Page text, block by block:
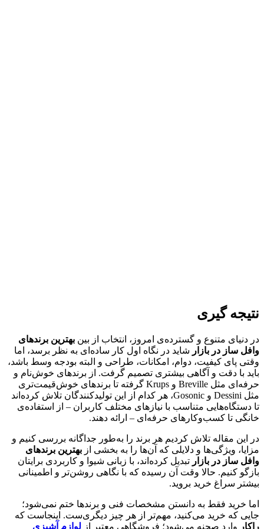
نتیجه گیری
در دنیای متنوع و گسترده‌ی امروز، انتخاب از بین بهترین برندهای
وافل ساز در بازار شاید در نگاه اول کار ساده‌ای به نظر برسد، اما
وقتی پای کیفیت، دوام، امکانات، طراحی و البته بودجه وسط باشد،
باید با دقت و آگاهی بیشتری تصمیم گرفت. از برندهای خوش‌نام و
حرفه‌ای مثل Breville و Krups گرفته تا برندهای خوش‌قیمت‌تری
مثل Dessini و Gosonic، هر کدام از این تولیدکنندگان تلاش کرده‌اند
تا دستگاه‌هایی متناسب با نیازهای مختلف کاربران – از استفاده‌ی
خانگی تا کسب‌وکارهای حرفه‌ای – ارائه دهند.
در این مقاله تلاش کردیم هر برند را به‌طور جداگانه بررسی کنیم و
مزایا، ویژگی‌ها و دلایلی که آن‌ها را به بخشی از بهترین برندهای
وافل ساز در بازار تبدیل کرده‌اند، با زبانی شیوا و کاربردی برایتان
بازگو کنیم. حالا وقت آن رسیده که با نگاهی روشن‌تر و اطمینانی
بیشتر سراغ خرید بروید.
اما خرید فقط به دانستن مشخصات فنی و برندها ختم نمی‌شود؛
جایی که خرید می‌کنید، مهم‌تر از هر چیز دیگری‌ست. اینجاست که
راکار وارد صحنه می‌شود؛ فروشگاهی معتبر از لوازم آشپزی